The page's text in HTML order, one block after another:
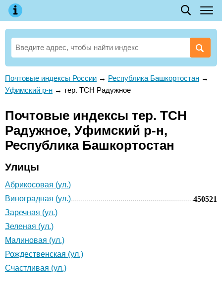
Почтовые индексы России → Республика Башкортостан →
Уфимский р-н → тер. ТСН Радужное
Почтовые индексы тер. ТСН
Радужное, Уфимский р-н,
Республика Башкортостан
Улицы
Абрикосовая (ул.)
Виноградная (ул.)
450521
Заречная (ул.)
Зеленая (ул.)
Малиновая (ул.)
Рождественская (ул.)
Счастливая (ул.)